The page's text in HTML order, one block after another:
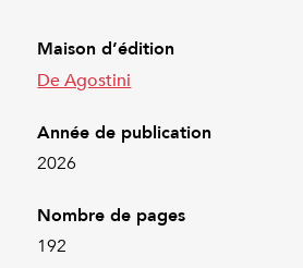
Maison d’édition
De Agostini
Année de publication
2026
Nombre de pages
192